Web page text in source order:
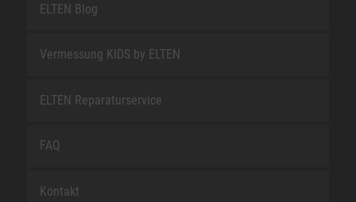
ELTEN Blog
Vermessung KIDS by ELTEN
ELTEN Reparaturservice
FAQ
Kontakt